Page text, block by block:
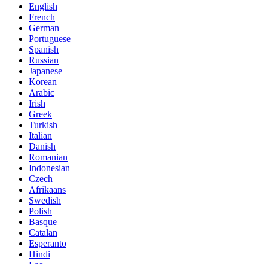
English
French
German
Portuguese
Spanish
Russian
Japanese
Korean
Arabic
Irish
Greek
Turkish
Italian
Danish
Romanian
Indonesian
Czech
Afrikaans
Swedish
Polish
Basque
Catalan
Esperanto
Hindi